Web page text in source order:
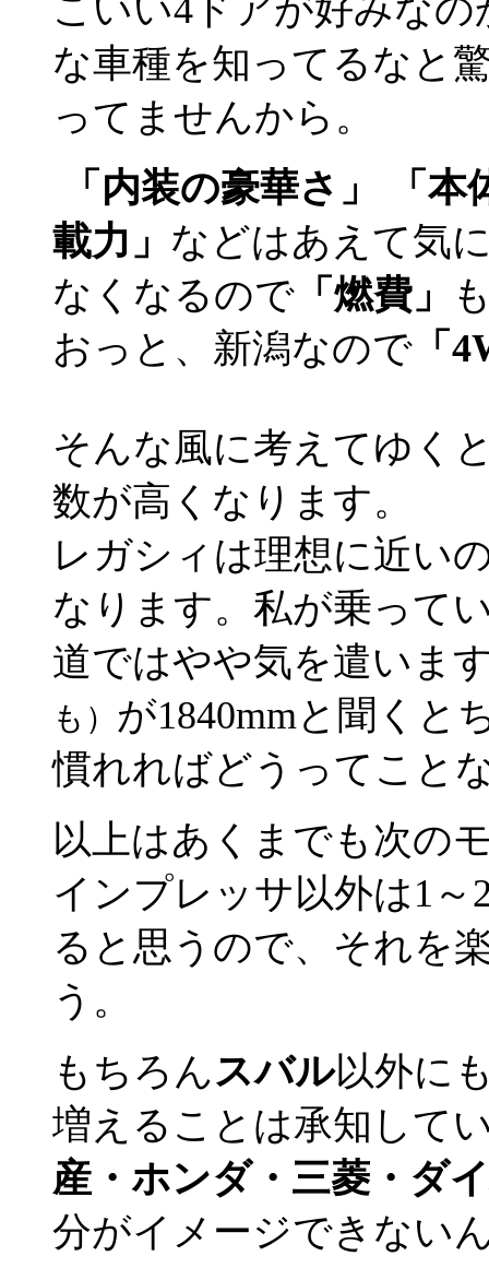
こいい4ドアが好みな
な車種を知ってるなと
ってませんから。
「内装の豪華さ」 「
載力」 などはあえて気
なくなるので 「燃費」
おっと、新潟なので 「
そんな風に考えてゆく
数が高くなります。
レガシィは理想に近い
なります。私が乗って
道ではやや気を遣いま
も） が1840mmと聞くと
慣れればどうってこと
以上はあくまでも次の
インプレッサ以外は1
ると思うので、それを
う。
もちろんスバル以外に
増えることは承知して
産・ホンダ・三菱・ダ
分がイメージできない